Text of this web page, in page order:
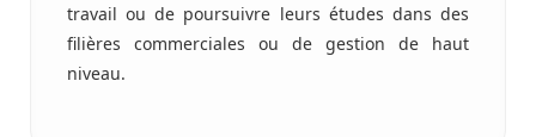
travail ou de poursuivre leurs études dans des
filières commerciales ou de gestion de haut
niveau.